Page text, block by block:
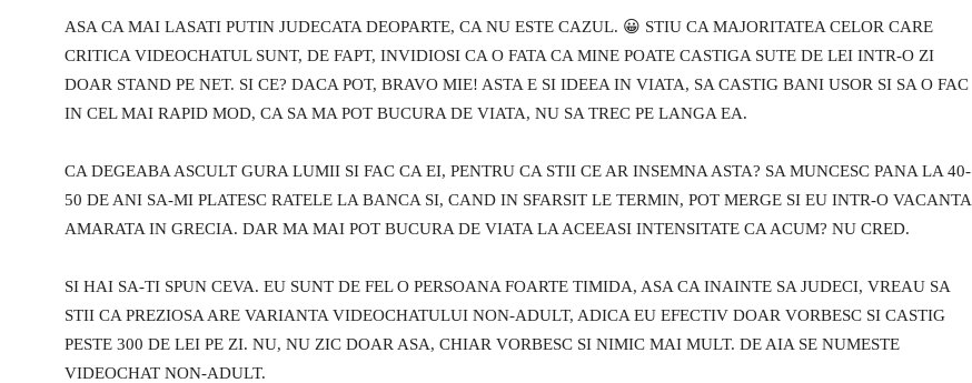
ASA CA MAI LASATI PUTIN JUDECATA DEOPARTE, CA NU ESTE CAZUL. 😀 STIU CA MAJORITATEA CELOR CARE
CRITICA VIDEOCHATUL SUNT, DE FAPT, INVIDIOSI CA O FATA CA MINE POATE CASTIGA SUTE DE LEI INTR-O ZI
DOAR STAND PE NET. SI CE? DACA POT, BRAVO MIE! ASTA E SI IDEEA IN VIATA, SA CASTIG BANI USOR SI SA O FAC
IN CEL MAI RAPID MOD, CA SA MA POT BUCURA DE VIATA, NU SA TREC PE LANGA EA.
CA DEGEABA ASCULT GURA LUMII SI FAC CA EI, PENTRU CA STII CE AR INSEMNA ASTA? SA MUNCESC PANA LA 40-
50 DE ANI SA-MI PLATESC RATELE LA BANCA SI, CAND IN SFARSIT LE TERMIN, POT MERGE SI EU INTR-O VACANTA
AMARATA IN GRECIA. DAR MA MAI POT BUCURA DE VIATA LA ACEEASI INTENSITATE CA ACUM? NU CRED.
SI HAI SA-TI SPUN CEVA. EU SUNT DE FEL O PERSOANA FOARTE TIMIDA, ASA CA INAINTE SA JUDECI, VREAU SA
STII CA PREZIOSA ARE VARIANTA VIDEOCHATULUI NON-ADULT, ADICA EU EFECTIV DOAR VORBESC SI CASTIG
PESTE 300 DE LEI PE ZI. NU, NU ZIC DOAR ASA, CHIAR VORBESC SI NIMIC MAI MULT. DE AIA SE NUMESTE
VIDEOCHAT NON-ADULT.